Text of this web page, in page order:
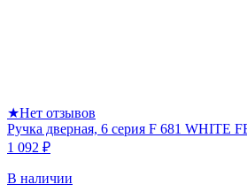
★Нет отзывов
Ручка дверная, 6 серия F 681 WHITE
1 092 ₽
В наличии